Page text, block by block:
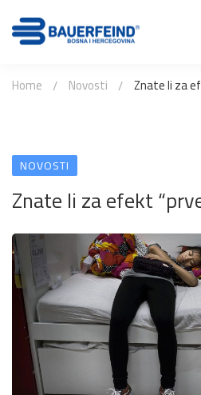
Home Novosti Znate li za
NOVOSTI
Znate li za efekt